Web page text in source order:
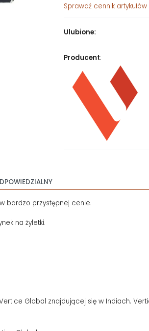
Sprawdź cennik
Ulubione:
Producent:
bardzo przystępnej cenie.
na żyletki.
Global znajdującej się w Indiach.